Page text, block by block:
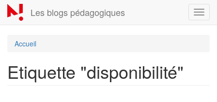
Aller
au
contenu
Les blogs pédagogiques
Accueil
Etiquette "disponibilité"